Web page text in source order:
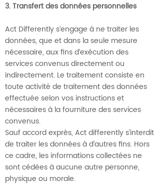
3. Transfert des données personnelles
Act Differently s’engage à ne traiter les
données, que et dans la seule mesure
nécessaire, aux fins d’exécution des
services convenus directement ou
indirectement. Le traitement consiste en
toute activité de traitement des données
effectuée selon vos instructions et
nécessaires à la fourniture des services
convenus.
Sauf accord exprès, Act differently s’interdit
de traiter les données à d’autres fins. Hors
ce cadre, les informations collectées ne
sont cédées à aucune autre personne,
physique ou morale.